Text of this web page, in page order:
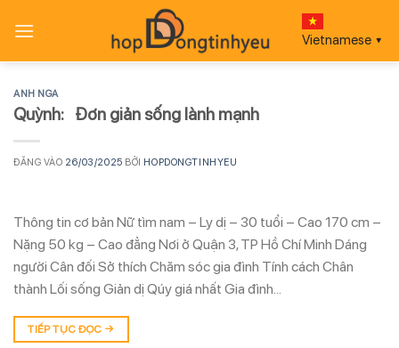
qua
Vietnamese ▼
ANH NGA
Quỳnh: Đơn giản sống lành mạnh
ĐĂNG VÀO 26/03/2025 BỞI HOPDONGTINHYEU
Thông tin cơ bản Nữ tìm nam – Ly dị – 30 tuổi – Cao 170 cm –
Nặng 50 kg – Cao đẳng Nơi ở Quận 3, TP Hồ Chí Minh Dáng
người Cân đối Sở thích Chăm sóc gia đình Tính cách Chân
thành Lối sống Giản dị Qúy giá nhất Gia đình…
TIẾP TỤC ĐỌC →